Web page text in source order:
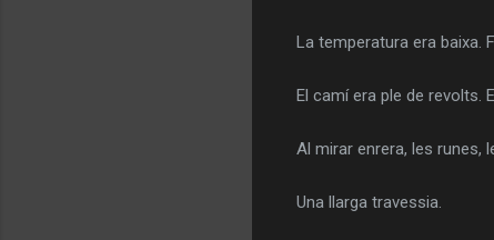
La temperatura era baixa.
El camí era ple de revolts.
Al mirar enrera, les runes,
Una llarga travessia.